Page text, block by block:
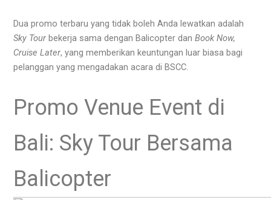
Dua promo terbaru yang tidak boleh Anda lewatkan adalah
Sky Tour bekerja sama dengan Balicopter danBook Now,
Cruise Later, yang memberikan keuntungan luar biasa bagi
pelanggan yang mengadakan acara di BSCC.
Promo Venue Event di
Bali: Sky Tour Bersama
Balicopter